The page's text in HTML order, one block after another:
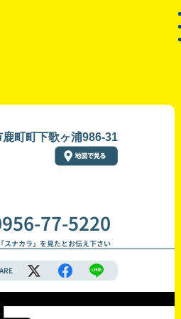
町町下歌ヶ浦986-31
77-5220
スナカラ」を見たとお伝え下さい